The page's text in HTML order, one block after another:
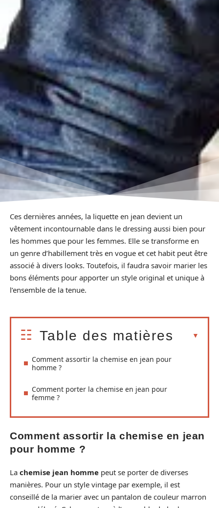
Ces dernières années, la liquette en jean devient un
vêtement incontournable dans le dressing aussi bien pour
les hommes que pour les femmes. Elle se transforme en
un genre d’habillement très en vogue et cet habit peut être
associé à divers looks. Toutefois, il faudra savoir marier les
bons éléments pour apporter un style original et unique à
l’ensemble de la tenue.
Table des matières
Comment assortir la chemise en jean pour
homme ?
Comment porter la chemise en jean pour
femme ?
Comment assortir la chemise en jean
pour homme ?
La chemise jean homme peut se porter de diverses
manières. Pour un style vintage par exemple, il est
conseillé de la marier avec un pantalon de couleur marron